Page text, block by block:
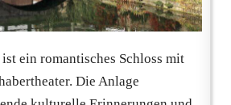
ist ein romantisches Schloss mit
Die Anlage